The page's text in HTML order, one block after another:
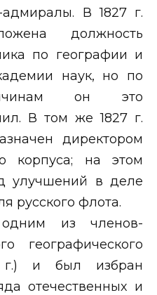
В 1827 г.
должность
по географии и
наук, но по
он это
В том же 1827 г.
директором
корпуса; на этом
улучшений в деле
русского флота.
из членов-
географического
г.) и был избран
отечественных и